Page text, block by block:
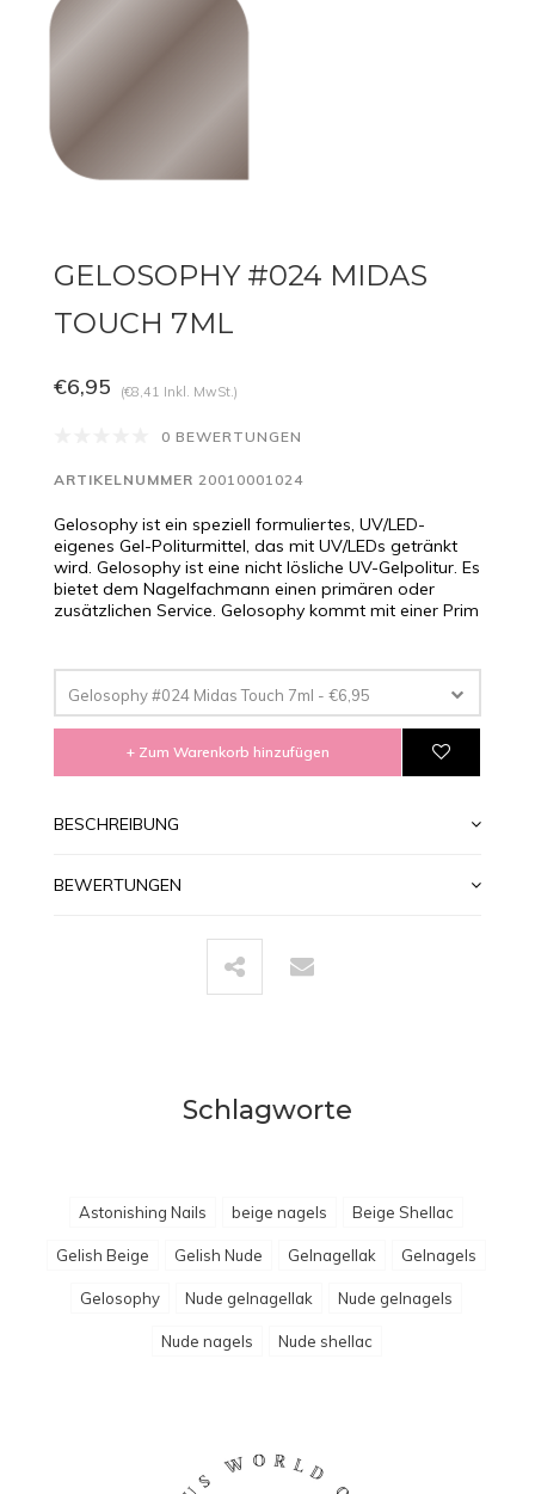
GELOSOPHY #024 MIDAS
TOUCH 7ML
€6,95 (€8,41 Inkl. MwSt.)
0 BEWERTUNGEN
ARTIKELNUMMER 20010001024
Gelosophy ist ein speziell formuliertes, UV/LED-
eigenes Gel-Politurmittel, das mit UV/LEDs getränkt
wird. Gelosophy ist eine nicht lösliche UV-Gelpolitur. Es
bietet dem Nagelfachmann einen primären oder
zusätzlichen Service. Gelosophy kommt mit einer Prim
Gelosophy #024 Midas Touch 7ml - €6,95
+ Zum Warenkorb hinzufügen
BESCHREIBUNG
BEWERTUNGEN
Schlagworte
Astonishing Nails beige nagels Beige Shellac
Gelish Beige Gelish Nude Gelnagellak Gelnagels
Gelosophy Nude gelnagellak Nude gelnagels
Nude nagels Nude shellac